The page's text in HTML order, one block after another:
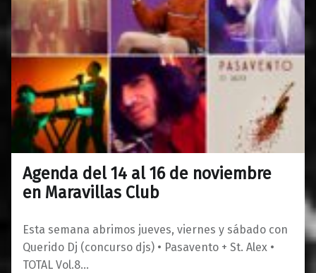
Agenda del 14 al 16 de noviembre
en Maravillas Club
Esta semana abrimos jueves, viernes y sábado con
Querido Dj (concurso djs) • Pasavento + St. Alex •
TOTAL Vol.8…
12/11/20190
Maravillas